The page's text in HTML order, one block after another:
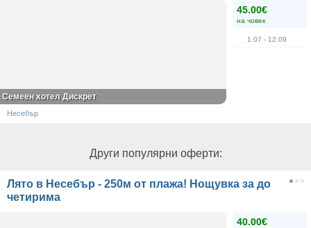
45.00€
на човек
1.07 - 12.09
Семеен хотел Дискрет
Несебър
Други популярни оферти:
Лято в Несебър - 250м от плажа! Нощувка за до
четирима
40.00€